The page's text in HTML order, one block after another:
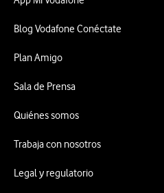
Blog Vodafone Conéctate
Plan Amigo
Sala de Prensa
Quiénes somos
Trabaja con nosotros
Legal y regulatorio